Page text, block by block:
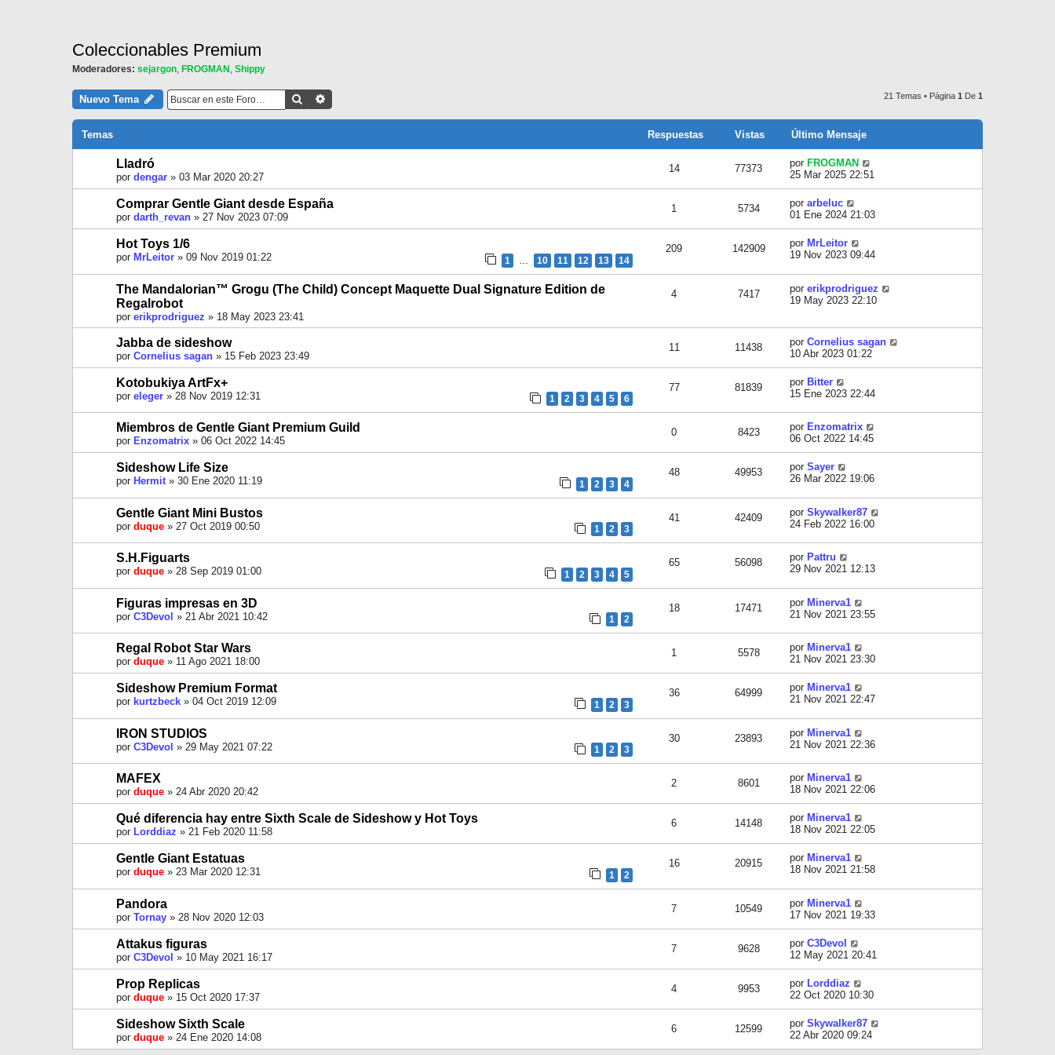
Coleccionables Premium
Moderadores: sejargon, FROGMAN , Shippy
Nuevo Tema Buscar 21 Temas • Página 1 De 1
Temas Respuestas Vistas Último Mensaje
Lladró
por dengar » 03 Mar 2020 20:27
14 77373 por FROGMAN
25 Mar 2025 22:51
Comprar Gentle Giant desde España
por darth_revan » 27 Nov 2023 07:09
1 5734 por arbeluc
01 Ene 2024 21:03
Hot Toys 1/6
por MrLeitor » 09 Nov 2019 01:22 1 10 11 12 13 14
209 142909 por MrLeitor
19 Nov 2023 09:44
The Mandalorian™ Grogu (The Child) Concept Maquette Dual Signature Edition de
Regalrobot
por erikprodriguez » 18 May 2023 23:41
4 7417 por erikprodriguez
19 May 2023 22:10
Jabba de sideshow
por Cornelius sagan » 15 Feb 2023 23:49
11 11438 por Cornelius sagan
10 Abr 2023 01:22
Kotobukiya ArtFx+
por eleger » 28 Nov 2019 12:31 1 2 3 4 5 6
77 81839 por Bitter
15 Ene 2023 22:44
Miembros de Gentle Giant Premium Guild
por Enzomatrix » 06 Oct 2022 14:45
0 8423 por Enzomatrix
06 Oct 2022 14:45
Sideshow Life Size
por Hermit» 30 Ene 2020 11:19 1 2 3 4
48 49953 por Sayer
26 Mar 2022 19:06
Gentle Giant Mini Bustos
por duque » 27 Oct 2019 00:50 1 2 3
41 42409 por Skywalker87
24 Feb 2022 16:00
S.H.Figuarts
por duque » 28 Sep 2019 01:00 1 2 3 4 5
65 56098 por Pattru
29 Nov 2021 12:13
Figuras impresas en 3D
por C3Devol » 21 Abr 2021 10:42 1 2
18 17471 por Minerva1
21 Nov 2021 23:55
Regal Robot Star Wars
por duque » 11 Ago 2021 18:00
1 5578 por Minerva1
21 Nov 2021 23:30
Sideshow Premium Format
por kurtzbeck » 04 Oct 2019 12:09 1 2 3
36 64999 por Minerva1
21 Nov 2021 22:47
IRON STUDIOS
por C3Devol » 29 May 2021 07:22 1 2 3
30 23893 por Minerva1
21 Nov 2021 22:36
MAFEX
por duque » 24 Abr 2020 20:42
2 8601 por Minerva1
18 Nov 2021 22:06
Qué diferencia hay entre Sixth Scale de Sideshow y Hot Toys
por Lorddiaz » 21 Feb 2020 11:58
6 14148 por Minerva1
18 Nov 2021 22:05
Gentle Giant Estatuas
por duque » 23 Mar 2020 12:31 1 2
16 20915 por Minerva1
18 Nov 2021 21:58
Pandora
por Tornay » 28 Nov 2020 12:03
7 10549 por Minerva1
17 Nov 2021 19:33
Attakus figuras
por C3Devol » 10 May 2021 16:17
7 9628 por C3Devol
12 May 2021 20:41
Prop Replicas
por duque » 15 Oct 2020 17:37
4 9953 por Lorddiaz
22 Oct 2020 10:30
Sideshow Sixth Scale
por duque » 24 Ene 2020 14:08
6 12599 por Skywalker87
22 Abr 2020 09:24